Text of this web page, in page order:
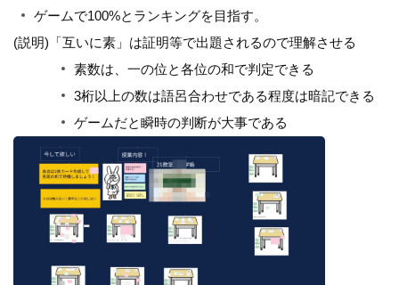
ゲームで100%とランキングを目指す。
(説明)「互いに素」は証明等で出題されるので理解させる
素数は、一の位と各位の和で判定できる
3桁以上の数は語呂合わせである程度は暗記できる
ゲームだと瞬時の判断が大事である